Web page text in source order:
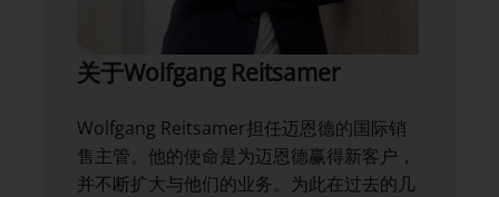
关于Wolfgang Reitsamer
Wolfgang Reitsamer担任迈恩德的国际销
售主管。他的使命是为迈恩德赢得新客户，
并不断扩大与他们的业务。为此在过去的几